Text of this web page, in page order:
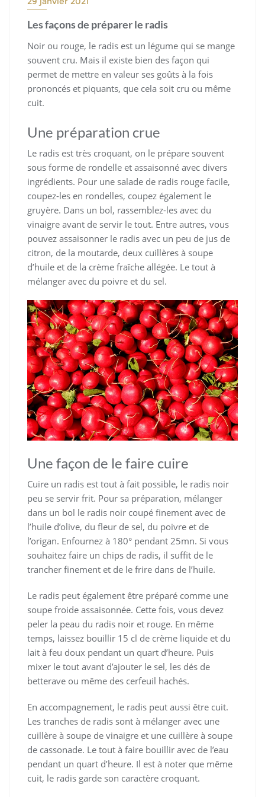
Les façons de préparer le radis
Noir ou rouge, le radis est un légume qui se mange
souvent cru. Mais il existe bien des façon qui
permet de mettre en valeur ses goûts à la fois
prononcés et piquants, que cela soit cru ou même
cuit.
Une préparation crue
Le radis est très croquant, on le prépare souvent
sous forme de rondelle et assaisonné avec divers
ingrédients. Pour une salade de radis rouge facile,
coupez-les en rondelles, coupez également le
gruyère. Dans un bol, rassemblez-les avec du
vinaigre avant de servir le tout. Entre autres, vous
pouvez assaisonner le radis avec un peu de jus de
citron, de la moutarde, deux cuillères à soupe
d’huile et de la crème fraîche allégée. Le tout à
mélanger avec du poivre et du sel.
Une façon de le faire cuire
Cuire un radis est tout à fait possible, le radis noir
peu se servir frit. Pour sa préparation, mélanger
dans un bol le radis noir coupé finement avec de
l’huile d’olive, du fleur de sel, du poivre et de
l’origan. Enfournez à 180° pendant 25mn. Si vous
souhaitez faire un chips de radis, il suffit de le
trancher finement et de le frire dans de l’huile.
Le radis peut également être préparé comme une
soupe froide assaisonnée. Cette fois, vous devez
peler la peau du radis noir et rouge. En même
temps, laissez bouillir 15 cl de crème liquide et du
lait à feu doux pendant un quart d’heure. Puis
mixer le tout avant d’ajouter le sel, les dés de
betterave ou même des cerfeuil hachés.
En accompagnement, le radis peut aussi être cuit.
Les tranches de radis sont à mélanger avec une
cuillère à soupe de vinaigre et une cuillère à soupe
de cassonade. Le tout à faire bouillir avec de l’eau
pendant un quart d’heure. Il est à noter que même
cuit, le radis garde son caractère croquant.